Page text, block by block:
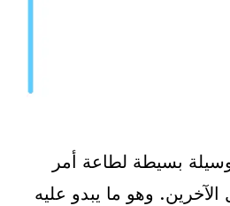
بسيطة لطاعة أمر
الآخرين. وهو ما يبدو عليه